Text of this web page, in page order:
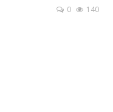
0 140